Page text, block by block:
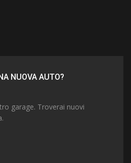
NUOVA AUTO?
garage. Troverai nuovi